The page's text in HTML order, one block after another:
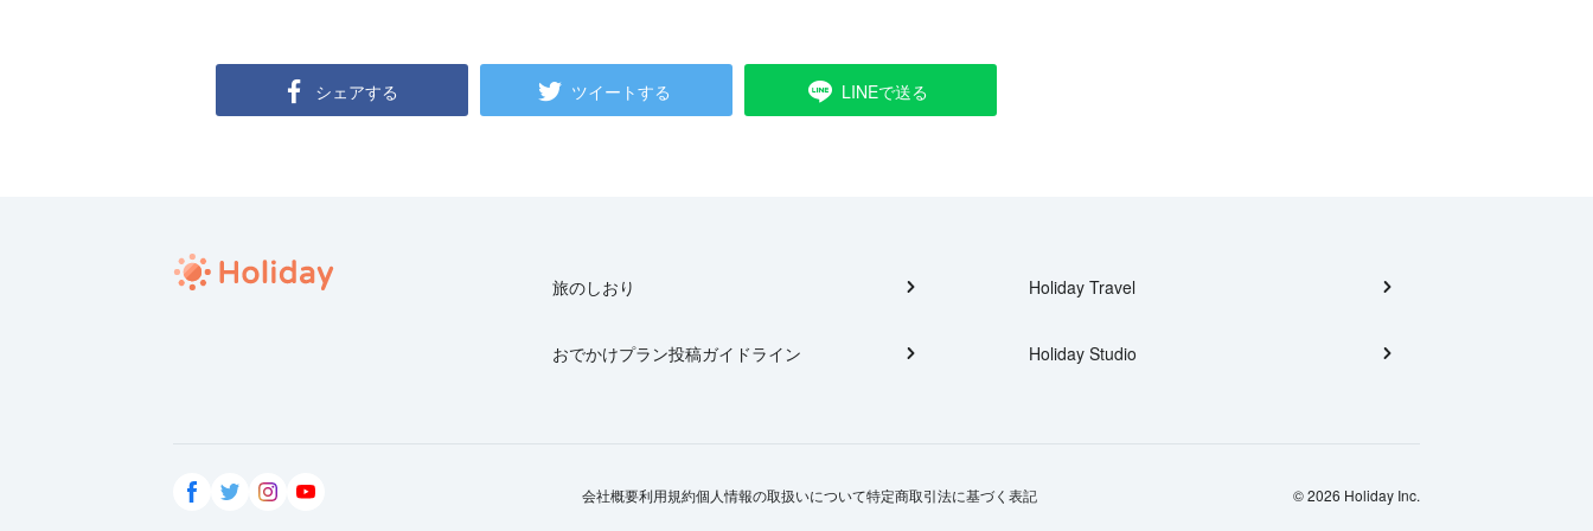
シェアする ツイートする LINEで送る
旅のしおり
おでかけプラン投稿ガイドライン
Holiday Travel
Holiday Studio
会社概要利用規約個人情報の取扱いについて特定商取引法に基づく表記 © 2026 Holiday Inc.